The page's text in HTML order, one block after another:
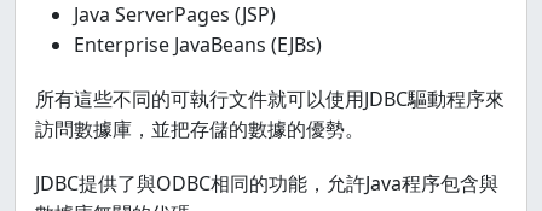
Java ServerPages (JSP)
Enterprise JavaBeans (EJBs)
所有這些不同的可執行文件就可以使用JDBC驅動程序來
訪問數據庫，並把存儲的數據的優勢。
JDBC提供了與ODBC相同的功能，允許Java程序包含與